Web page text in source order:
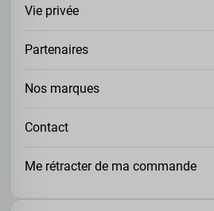
Vie privée
Partenaires
Nos marques
Contact
Me rétracter de ma commande